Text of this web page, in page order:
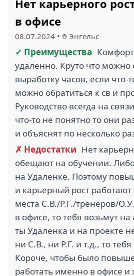
Нет карьерного
в офисе
08.07.2024 • Энгельс
✓ Преимущества
удаленно. Круто что можно
выработку часов, если что-
можно обратиться к св и
Руководство всегда на
что-то не понятно то они
и объяснят по несколько
✗ Недостатки Нет
обещают на обучении.
на Удаленке. Поэтому
и карьерный рост работают
места С.В./Р.Г./тренеров/
в офисе, то тебя возьмут на
ты Удаленка и на проекте
ни С.В., ни Р.Г. и т.д., то
Короче, чтобы было
работать именно в офисе